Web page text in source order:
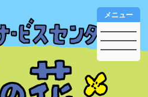
メニュー